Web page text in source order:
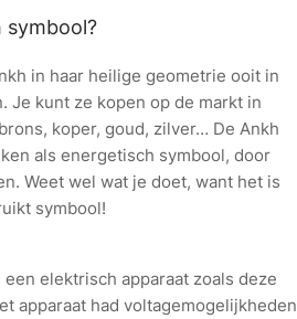
symbool?
in haar heilige geometrie ooit in
Je kunt ze kopen op de markt in
koper, goud, zilver… De Ankh
als energetisch symbool, door
Weet wel wat je doet, want het is
symbool!
een elektrisch apparaat zoals deze
apparaat had voltagemogelijkheden